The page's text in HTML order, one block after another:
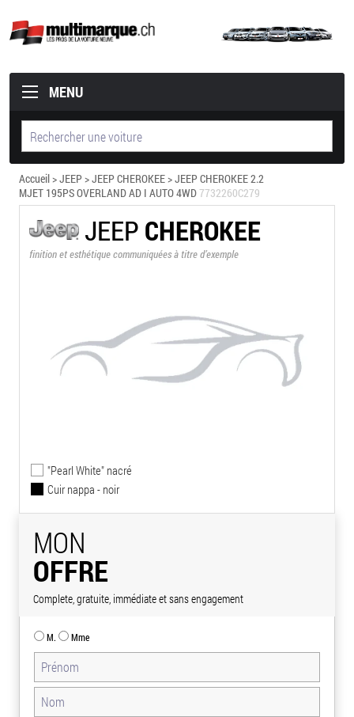
MENU
Accueil>JEEP >JEEP CHEROKEE> JEEP CHEROKEE 2.2
MJET 195PS OVERLAND AD I AUTO 4WD7732260C279
JEEP CHEROKEE
finition et esthétique communiquées à titre d’exemple
"Pearl White" nacré
Cuir nappa - noir
MON
OFFRE
Complete, gratuite, immédiate et sans engagement
M. Mme